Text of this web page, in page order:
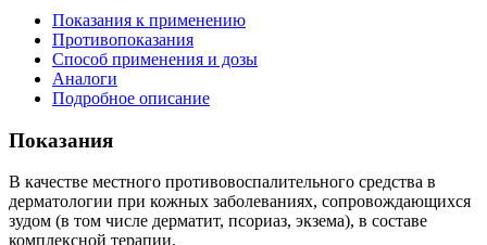
Показания к применению
Противопоказания
Способ применения и дозы
Аналоги
Подробное описание
Показания
В качестве местного противовоспалительного средства в
дерматологии при кожных заболеваниях, сопровождающихся
зудом (в том числе дерматит, псориаз, экзема), в составе
комплексной терапии.